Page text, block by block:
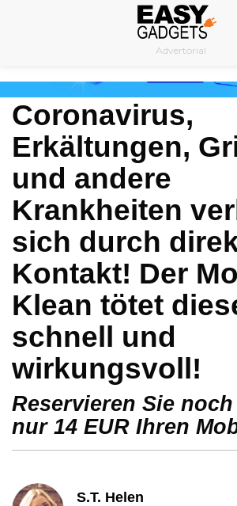
Advertorial
Coronavirus,
Erkältungen,
und andere
Krankheiten
sich durch
Kontakt! Der
Klean tötet
schnell und
wirkungsvoll!
Reservieren Sie
nur 14 EUR Ihren
S.T. Helen